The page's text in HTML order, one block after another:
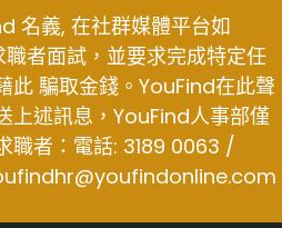
名義, 在社群媒體平台如
者面試，並要求完成特定任
此 騙取金錢。YouFind在此聲
上述訊息，YouFind人事部僅
職者：電話: 3189 0063 /